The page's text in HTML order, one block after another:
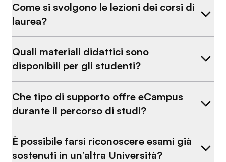
Come si svolgono le lezioni dei corsi di
laurea?
Quali materiali didattici sono
disponibili per gli studenti?
Che tipo di supporto offre eCampus
durante il percorso di studi?
È possibile farsi riconoscere esami già
sostenuti in un’altra Università?